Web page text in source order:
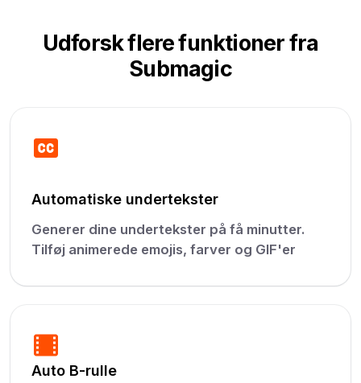
Udforsk flere funktioner fra
Submagic
Automatiske undertekster
Generer dine undertekster på få minutter.
Tilføj animerede emojis, farver og GIF'er
Auto B-rulle